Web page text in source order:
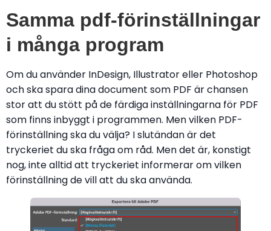
Samma pdf-förinställningar
i många program
Om du använder InDesign, Illustrator eller Photoshop
och ska spara dina document som PDF är chansen
stor att du stött på de färdiga inställningarna för PDF
som finns inbyggt i programmen. Men vilken PDF-
förinställning ska du välja? I slutändan är det
tryckeriet du ska fråga om råd. Men det är, konstigt
nog, inte alltid att tryckeriet informerar om vilken
förinställning de vill att du ska använda.